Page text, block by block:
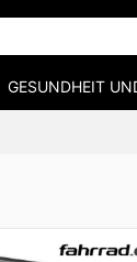
GESUNDHEIT